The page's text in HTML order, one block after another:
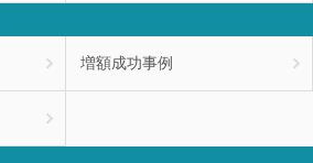
増額成功事例